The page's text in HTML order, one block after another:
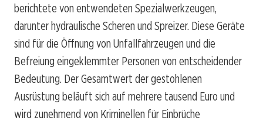
berichtete von entwendeten Spezialwerkzeugen,
darunter hydraulische Scheren und Spreizer. Diese Geräte
sind für die Öffnung von Unfallfahrzeugen und die
Befreiung eingeklemmter Personen von entscheidender
Bedeutung. Der Gesamtwert der gestohlenen
Ausrüstung beläuft sich auf mehrere tausend Euro und
wird zunehmend von Kriminellen für Einbrüche